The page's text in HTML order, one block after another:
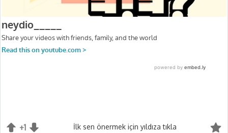
+1 -1
İlk sen önermek için yıldıza tıkla